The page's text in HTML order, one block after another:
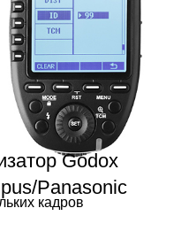
кадров
Godox
Panasonic